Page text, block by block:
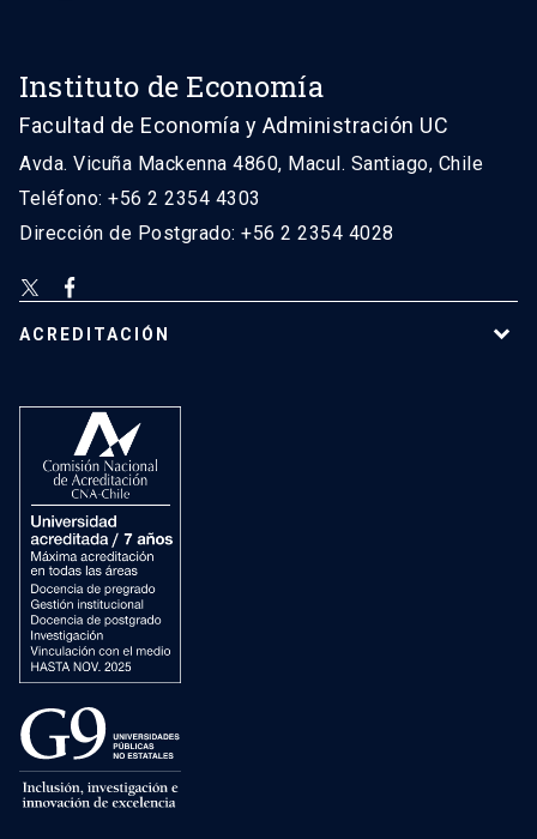
Instituto de Economía
Facultad de Economía y Administración UC
Avda. Vicuña Mackenna 4860, Macul. Santiago, Chile
Teléfono: +56 2 2354 4303
Dirección de Postgrado: +56 2 2354 4028
ACREDITACIÓN